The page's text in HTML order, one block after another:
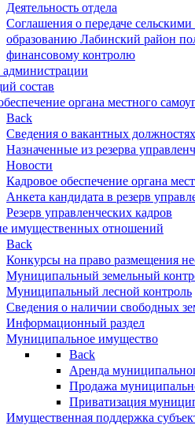
Деятельность отдела
Соглашения о передаче
образованию Лабинский район
финансовому контролю
администрации
состав
органа местного
Back
Сведения о вакантных
Назначенные из резерва
Новости
Кадровое обеспечение органа
Анкета кандидата в резерв
Резерв управленческих кадров
имущественных отношений
Back
Конкурсы на право размещения
Муниципальный земельный
Муниципальный лесной контроль
Сведения о наличии свободных
Информационный раздел
Муниципальное имущество
Back
Аренда
Продажа
Приватизация
Имущественная поддержка